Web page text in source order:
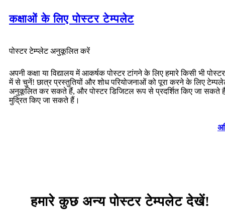
कक्षाओं के लिए पोस्टर टेम्पलेट
पोस्टर टेम्प्लेट अनुकूलित करें
अपनी कक्षा या विद्यालय में आकर्षक पोस्टर टांगने के लिए हमारे किसी भी
में से चुनें! छात्र प्रस्तुतियों और शोध परियोजनाओं को पूरा करने के लिए
अनुकूलित कर सकते हैं, और पोस्टर डिजिटल रूप से प्रदर्शित किए जा सकते
मुद्रित किए जा सकते हैं।
हमारे कुछ अन्य पोस्टर टेम्पलेट देखें!